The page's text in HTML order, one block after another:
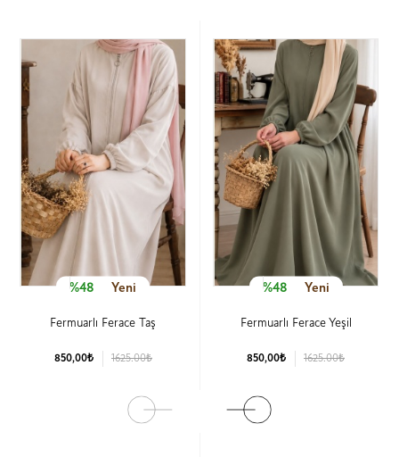
%48 Yeni
Fermuarlı Ferace Taş
850,00₺ 1625.00₺
%48 Yeni
Fermuarlı Ferace Yeşil
850,00₺ 1625.00₺